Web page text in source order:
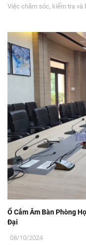
Việc chăm sóc, kiểm tra và
Ổ Cắm Âm Bàn Phòng
Đại
08/10/2024